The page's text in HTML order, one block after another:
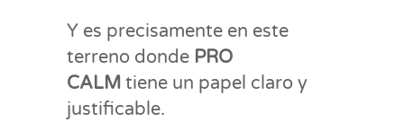
Y es precisamente en este
terreno donde PRO
CALM tiene un papel claro y
justificable.